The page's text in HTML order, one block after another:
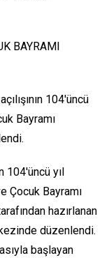
BAYRAMI
104'üncü
Bayramı
104'üncü yıl
Çocuk Bayramı
hazırlanan
düzenlendi.
başlayan